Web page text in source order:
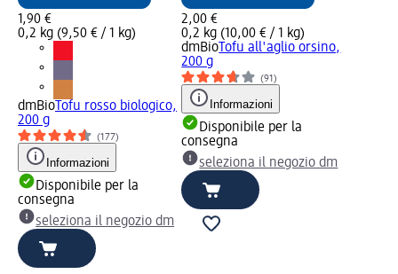
1,90 €
0,2 kg (9,50 € / 1 kg)
dmBioTofu rosso biologico,
200 g
(177)
Informazioni
Disponibile per la
consegna
seleziona il negozio dm
2,00 €
0,2 kg (10,00 € / 1 kg)
dmBioTofu all'aglio orsino,
200 g
(91)
Informazioni
Disponibile per la
consegna
seleziona il negozio dm